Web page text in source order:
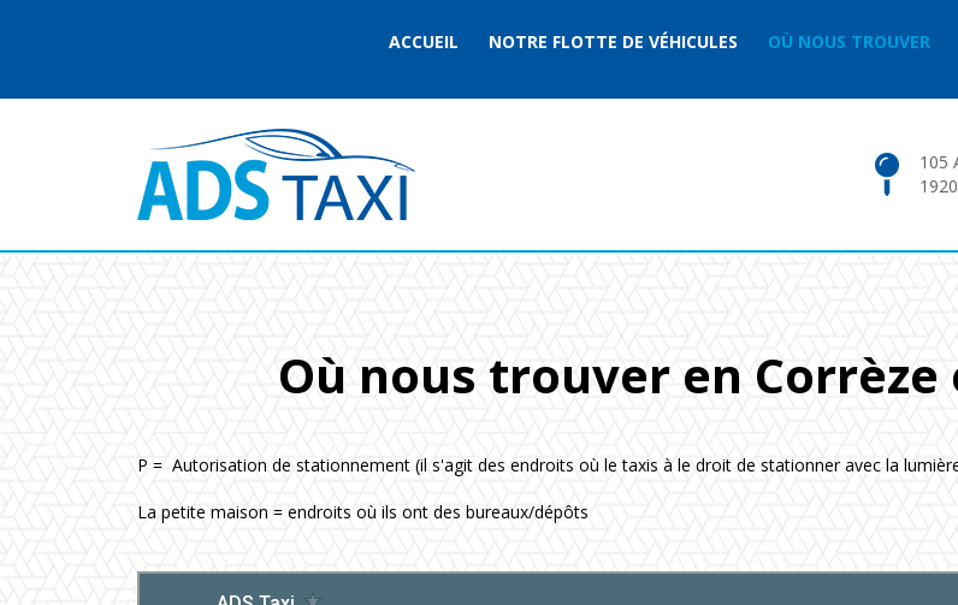
ACCUEIL NOTRE FLOTTE DE VÉHICULES OÙ NOUS TROUVER
105
Où nous trouver en
P = Autorisation de stationnement (il s'agit des endroits où le taxis à le droit de stationner avec la
La petite maison = endroits où ils ont des bureaux/dépôts